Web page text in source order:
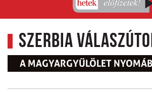
Szerbia
A MAGYARGYŰLÖLET